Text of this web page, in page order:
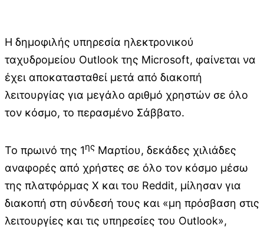
Η δημοφιλής υπηρεσία ηλεκτρονικού
ταχυδρομείου Outlook της Microsoft, φαίνεται να
έχει αποκατασταθεί μετά από διακοπή
λειτουργίας για μεγάλο αριθμό χρηστών σε όλο
τον κόσμο, το περασμένο Σάββατο.
Το πρωινό της 1ης Μαρτίου, δεκάδες χιλιάδες
αναφορές από χρήστες σε όλο τον κόσμο μέσω
της πλατφόρμας X και του Reddit, μίλησαν για
διακοπή στη σύνδεσή τους και «μη πρόσβαση στις
λειτουργίες και τις υπηρεσίες του Outlook»,